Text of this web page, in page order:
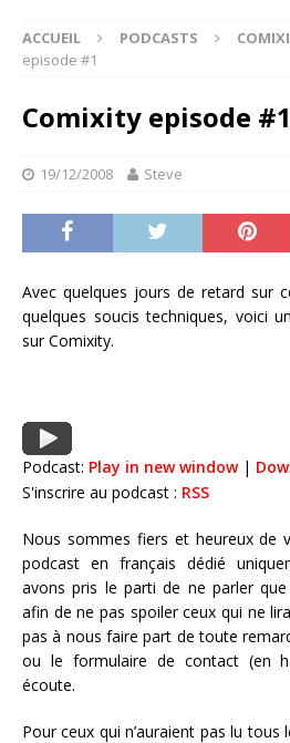
ACCUEIL PODCASTS
episode #1
Comixity episode #1
19/12/2008 Steve
Avec quelques jours de retard sur
quelques soucis techniques, voici
sur Comixity.
Podcast: Play in new window|
S'inscrire au podcast : RSS
Nous sommes fiers et heureux de
podcast en français dédié
avons pris le parti de ne parler
afin de ne pas spoiler ceux qui ne
pas à nous faire part de toute
ou le formulaire de contact (en
écoute.
Pour ceux qui n’auraient pas lu